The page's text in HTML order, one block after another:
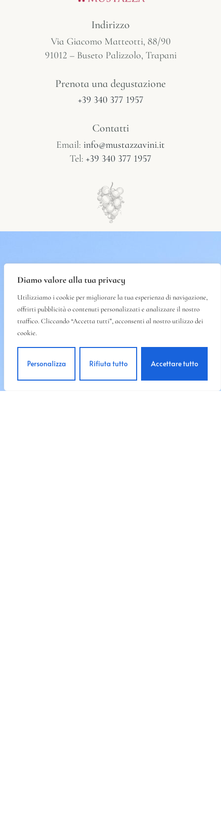
Diamo valore alla tua privacy
Utilizziamo i cookie per migliorare la tua esperienza di navigazione,
offrirti pubblicità o contenuti personalizzati e analizzare il nostro
traffico. Cliccando “Accetta tutti”, acconsenti al nostro utilizzo dei
cookie.
Personalizza Rifiuta tutto Accettare tutto
Indirizzo
Via Giacomo Matteotti, 88/90
91012 – Buseto Palizzolo, Trapani
Prenota una degustazione
+39 340 377 1957
Contatti
Email: info@mustazzavini.it
Tel: +39 340 377 1957